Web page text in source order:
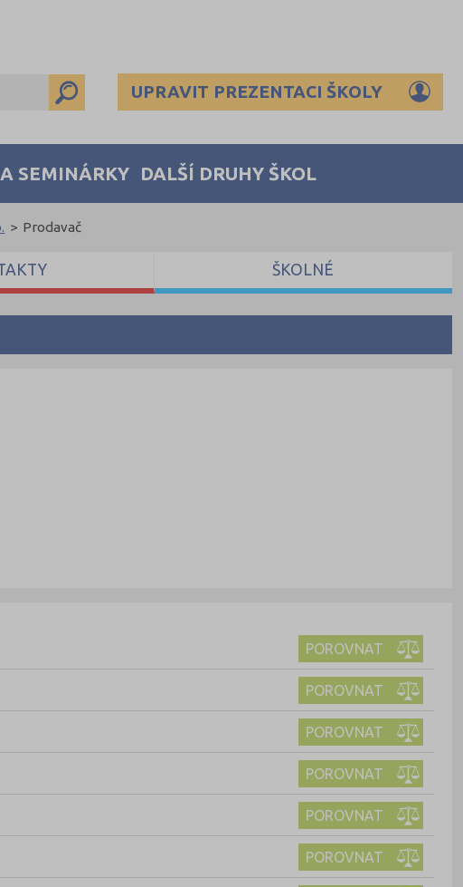
UPRAVIT PREZENTACI ŠKOLY
SEMINÁRKY DALŠÍ DRUHY ŠKOL
> Prodavač
ŠKOLNÉ
POROVNAT
POROVNAT
POROVNAT
POROVNAT
POROVNAT
POROVNAT